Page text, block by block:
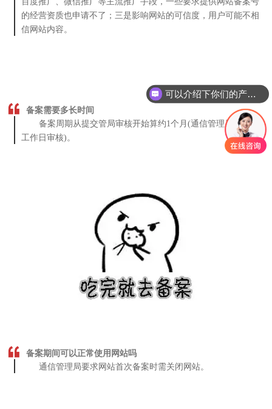
的经营资质也申请不了；三是影响网站的可信度，用户可能不相
信网站内容。
备案需要多长时间
备案周期从提交管局审核开始算约1个月(通信管理局需20个
工作日审核)。
备案期间可以正常使用网站吗
通信管理局要求网站首次备案时需关闭网站。
可以介绍下你们的产品么